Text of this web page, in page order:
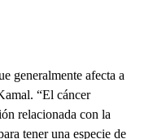
generalmente afecta a
“El cáncer
relacionada con la
tener una especie de